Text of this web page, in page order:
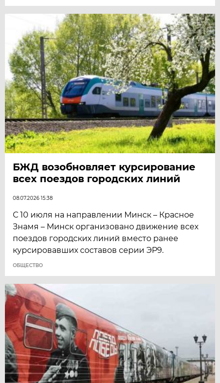
БЖД возобновляет курсирование
всех поездов городских линий
08.07.2026 15:38
С 10 июля на направлении Минск – Красное
Знамя – Минск организовано движение всех
поездов городских линий вместо ранее
курсировавших составов серии ЭР9.
ОБЩЕСТВО